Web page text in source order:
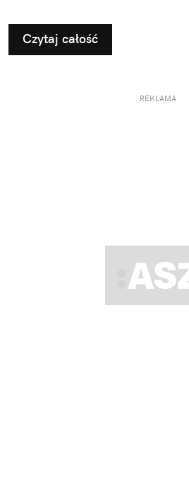
Czytaj całość
REKLAMA